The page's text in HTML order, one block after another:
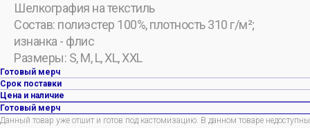
Шелкография на текстиль
Состав: полиэстер 100%, плотность 310 г/м²;
изнанка - флис
Размеры: S, M, L, XL, XXL
Готовый мерч
Срок поставки
Цена и наличие
Готовый мерч
Данный товар уже отшит и готов под кастомизацию. В данном товаре недоступны